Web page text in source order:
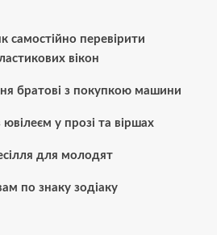
самостійно перевірити
вікон
братові з покупкою машини
у прозі та віршах
для молодят
по знаку зодіаку